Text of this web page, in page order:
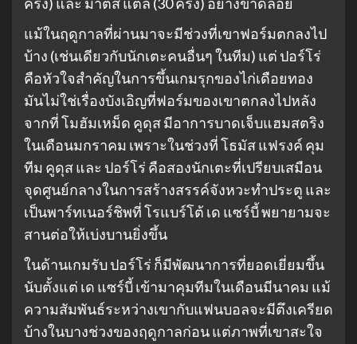
แม้ในฤดูกาลที่ผ่านมาจะมีช่วงที่เขาฟอร์มตกลงไป
บ้าง (เช่นเดียวกับนักเตะคนอื่นๆ ในทีม) แต่ ปอร์โร่
คือหัวใจสำคัญในการขึ้นเกมรุกของไก่เดือยทอง
มันไม่ใช่เรื่องบังเอิญที่ฟอร์มของเขาตกลงไปหลัง
จากที่ โมฮัมเหม็ด คูดุส มีอาการบาดเจ็บแฮมสตริง
ในเดือนมกราคม เพราะในช่วงที่ โธมัส แฟรงค์ คุม
ทีม คูดุส และ ปอร์โร่ คือสองนักเตะที่เปรียบเสมือน
จุดศูนย์กลางในการสร้างสรรค์จังหวะทำประตู และ
เป็นพาร์ทเนอร์ชิพที่ โรแบร์โต้ เด แซร์บี้ พยายามจะ
สานต่อให้เบ่งบานยิ่งขึ้น
ในด้านเกมรับ ปอร์โร่ ก็มีพัฒนาการที่ยอดเยี่ยมขึ้น
นับตั้งแต่ เด แซร์บี้ เข้ามาคุมทีมในเดือนมีนาคม แม้
ความสัมพันธ์ระหว่างเขากับแฟนบอลจะมีตึงเครียด
บ้างในบางช่วงของฤดูกาลก่อน แต่ภาพที่เขาสะใจ